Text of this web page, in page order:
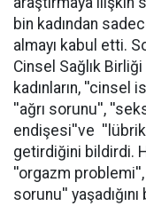
bin kadından
almayı kabul etti.
Cinsel Sağlık Birliği
kadınların, ''cinsel
''ağrı sorunu'',
endişesi''ve
getirdiğini bildirdi.
''orgazm
sorunu'' yaşadığını